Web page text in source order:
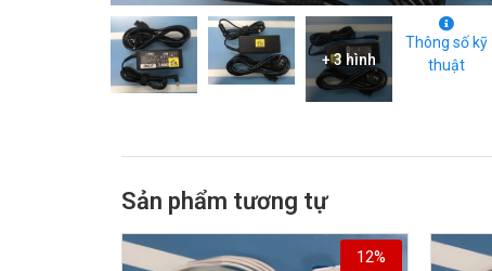
+ 3 hình
Thông số kỹ
thuật
Sản phẩm tương tự
12%